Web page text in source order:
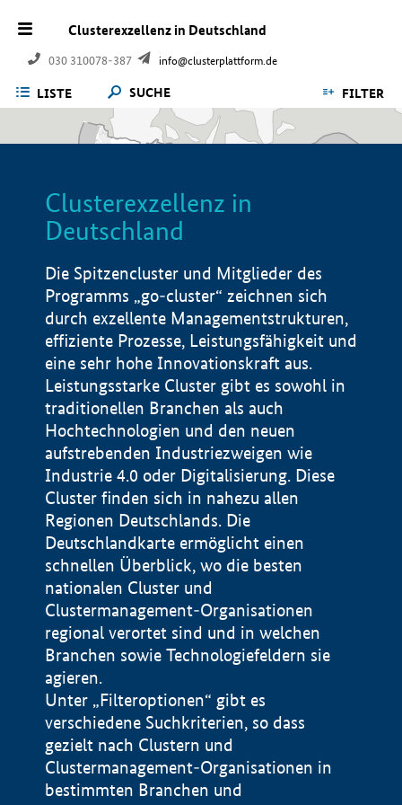
Clusterexzellenz in Deutschland
030 310078-387 info@clusterplattform.de
LISTE SUCHE FILTER
Clusterexzellenz in
Deutschland
Die Spitzencluster und Mitglieder des
Programms „go-cluster“ zeichnen sich
durch exzellente Managementstrukturen,
effiziente Prozesse, Leistungsfähigkeit und
eine sehr hohe Innovationskraft aus.
Leistungsstarke Cluster gibt es sowohl in
traditionellen Branchen als auch
Hochtechnologien und den neuen
aufstrebenden Industriezweigen wie
Industrie 4.0 oder Digitalisierung. Diese
Cluster finden sich in nahezu allen
Regionen Deutschlands. Die
Deutschlandkarte ermöglicht einen
schnellen Überblick, wo die besten
nationalen Cluster und
Clustermanagement-Organisationen
regional verortet sind und in welchen
Branchen sowie Technologiefeldern sie
agieren.
Unter „Filteroptionen“ gibt es
verschiedene Suchkriterien, so dass
gezielt nach Clustern und
Clustermanagement-Organisationen in
bestimmten Branchen und
Impressum
Datenschutzerklärung
BMWE, 2026 ©
100 km © Geobasis-DE / BKG 2015